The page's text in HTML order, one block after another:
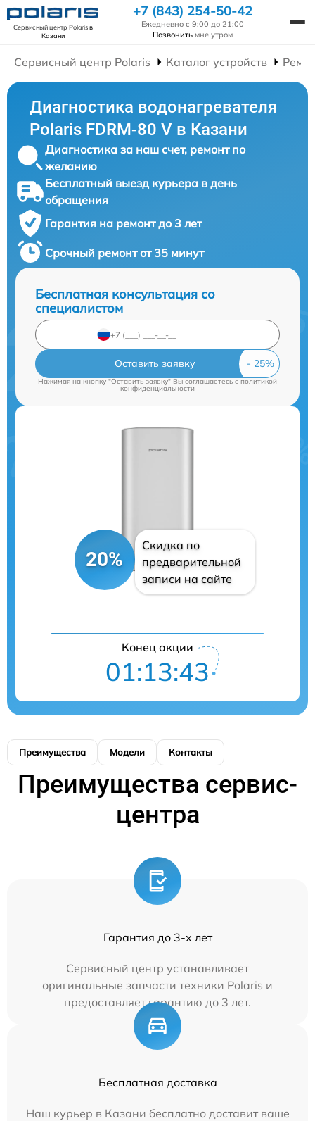
Сервисный центр Polarisв
Казани
+7 (843) 254-50-42
Ежедневно с 9:00 до 21:00
Позвонить мне утром
Сервисный центр Polaris Каталог устройств
Диагностика водонагревателя
Polaris FDRM-80 V в Казани
Диагностика за наш счет, ремонт по
желанию
Бесплатный выезд курьера в день
обращения
Гарантия на ремонт до 3 лет
Срочный ремонт от 35 минут
Бесплатная консультация со
специалистом
Оставить заявку
Нажимая на кнопку "Оставить заявку" Вы соглашаетесь cполитикой
конфиденциальности
20%
Скидка по
предварительной
записи на сайте
Конец акции
01:13:43
Преимущества Модели Контакты
Преимущества сервис-
центра
Гарантия до 3-х лет
Сервисный центр устанавливает
оригинальные запчасти техники Polaris и
предоставляет гарантию до 3 лет.
Бесплатная доставка
Наш курьер в Казани бесплатно доставит ваше